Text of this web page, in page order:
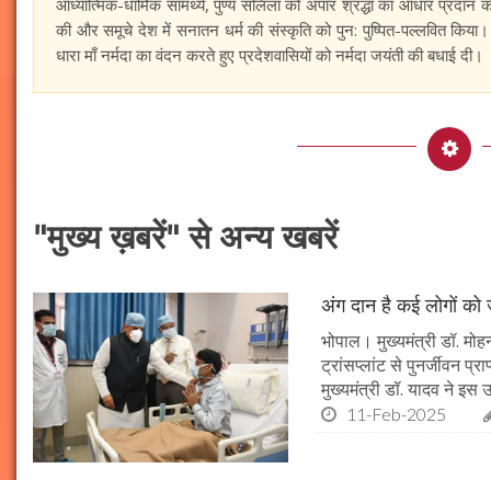
आध्यात्मिक-धार्मिक सामर्थ्य, पुण्य सलिला को अपार श्रद्धा का आधार
की और समूचे देश में सनातन धर्म की संस्कृति को पुन: पुष्पित-पल्लवित
धारा माँ नर्मदा का वंदन करते हुए प्रदेशवासियों को नर्मदा जयंती की बधाई दी।
"मुख्य ख़बरें" से अन्य खबरें
अंग दान है कई लोगों को
भोपाल। मुख्यमंत्री डॉ.
ट्रांसप्लांट से पुनर्जीवन
मुख्यमंत्री डॉ. यादव ने इस
11-Feb-2025